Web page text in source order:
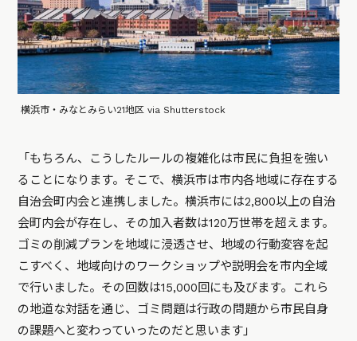
横浜市・みなとみらい21地区 via Shutterstock
「もちろん、こうしたルールの複雑化は市民に負担を強い
ることになります。そこで、横浜市は市内各地域に存在する
自治会町内会と連携しました。横浜市には2,800以上の自治
会町内会が存在し、その加入者数は120万世帯を超えます。
ゴミの削減プランを地域に浸透させ、地域の行動変容を起
こすべく、地域向けのワークショップや説明会を市内全域
で行いました。その回数は15,000回にも及びます。これら
の地道な対話を通じ、ゴミ問題は行政の問題から市民自身
の課題へと変わっていったのだと思います」